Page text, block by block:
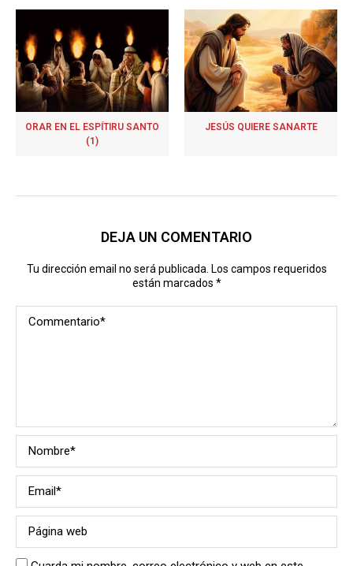
ORAR EN EL ESPÍTIRU SANTO
(1)
JESÚS QUIERE SANARTE
DEJA UN COMENTARIO
Tu dirección email no será publicada. Los campos requeridos
están marcados *